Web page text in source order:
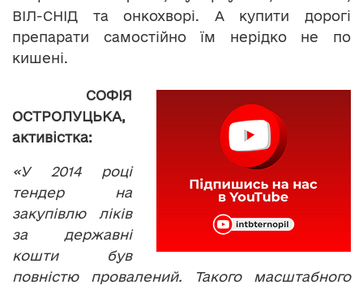
ВІЛ-СНІД та онкохворі. А купити дорогі
препарати самостійно їм нерідко не по
кишені.
СОФІЯ
ОСТРОЛУЦЬКА,
активістка:
«У 2014 році
тендер на
закупівлю ліків
за державні
кошти був
повністю провалений. Такого масштабного